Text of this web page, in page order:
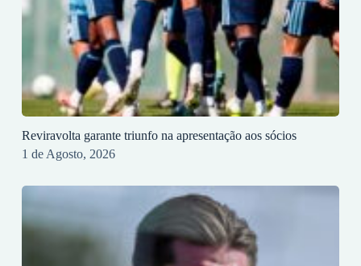
Reviravolta garante triunfo na apresentação aos sócios
1 de Agosto, 2026